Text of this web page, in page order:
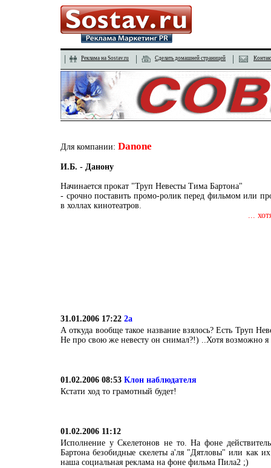
Реклама на Sostav.ru Сделать домашней страницей
Для компании: Danone
И.Б. - Данону
Начинается прокат "Труп Невесты Тима Бартона"
- cрочно поставить промо-ролик перед фильмом или
в холлах кинотеатров.
...
31.01.2006 17:22 2a
А откуда вообще такое название взялось? Есть Труп
Не про свою же невесту он снимал?!) ..Хотя возможно
01.02.2006 08:53 Клон наблюдателя
Кстати ход то грамотный будет!
01.02.2006 11:12
Исполнение у Скелетонов не то. На фоне
Бартона безобидные скелеты а'ля "Дятловы" или как их
наша социальная реклама на фоне фильма Пила2 ;)